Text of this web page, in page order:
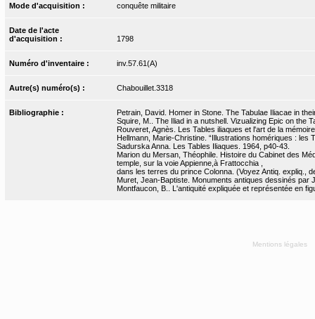
Mode d'acquisition : conquête militaire
Date de l'acte
d'acquisition :
1798
Numéro d'inventaire : inv.57.61(A)
Autre(s) numéro(s) : Chabouillet.3318
Bibliographie :
Petrain, David. Homer in Stone. The Tabulae Iliacae in
Squire, M.. The Iliad in a nutshell. Vizualizing Epic on the
Rouveret, Agnès. Les Tables iliaques et l'art de la
Hellmann, Marie-Christine. “Illustrations homériques : les
Sadurska Anna. Les Tables Iliaques. 1964, p40-43.
Marion du Mersan, Théophile. Histoire du Cabinet des
temple, sur la voie Appienne,à Frattocchia ,
dans les terres du prince Colonna. (Voyez Antiq. expliq.,
Muret, Jean-Baptiste. Monuments antiques dessinés par
Montfaucon, B.. L'antiquité expliquée et représentée en
Mentions légales